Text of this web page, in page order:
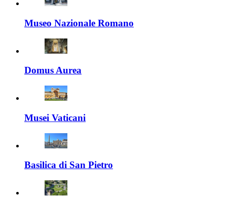
Museo Nazionale Romano
Domus Aurea
Musei Vaticani
Basilica di San Pietro